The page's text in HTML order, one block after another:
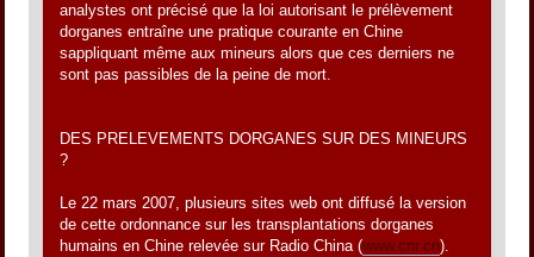
analystes ont précisé que la loi autorisant le prélèvement
dorganes entraîne une pratique courante en Chine
sappliquant même aux mineurs alors que ces derniers ne
sont pas passibles de la peine de mort.
DES PRELEVEMENTS DORGANES SUR DES MINEURS
?
Le 22 mars 2007, plusieurs sites web ont diffusé la version
de cette ordonnance sur les transplantations dorganes
humains en Chine relevée sur Radio China (www.cnr.cn).